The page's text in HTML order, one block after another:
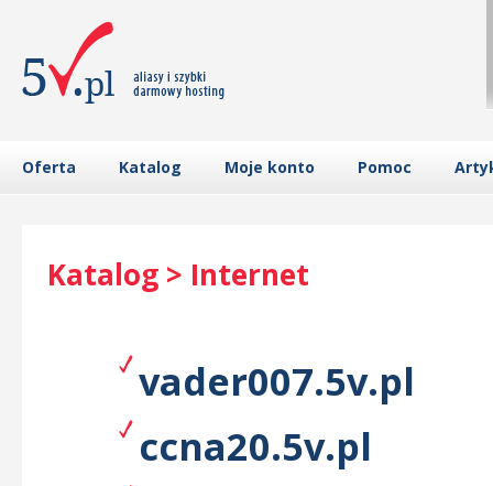
Oferta Katalog Moje konto Pomoc
Katalog > Internet
vader007.5v.pl
ccna20.5v.pl